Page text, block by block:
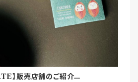
】販売店舗のご紹介